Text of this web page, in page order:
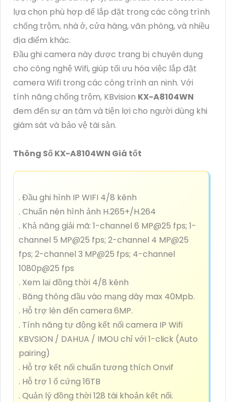
lựa chọn phù hợp để lắp đặt trong các công trình
chống trộm, nhà ở, cửa hàng, văn phòng, và nhiều
địa điểm khác.
Đầu ghi camera này được trang bị chuyên dụng
cho công nghệ Wifi, giúp tối ưu hóa việc lắp đặt
camera Wifi trong các công trình an ninh. Với
tính năng chống trộm, KBvision KX-A8104WN
đem đến sự an tâm và tiện lợi cho người dùng khi
giám sát và bảo vệ tài sản.
Thông Số KX-A8104WN Giá tốt
. Đầu ghi hình IP WIFI 4/8 kênh
. Chuẩn nén hình ảnh H.265+/H.264
. Khả năng giải mã: 1-channel 6 MP@25 fps; 1-
channel 5 MP@25 fps; 2-channel 4 MP@25
fps; 2-channel 3 MP@25 fps; 4-channel
1080p@25 fps
. Xem lại đồng thời 4/8 kênh
. Băng thông đầu vào mạng dây max 40Mpb.
. Hỗ trợ lên đến camera 6MP.
. Tính năng tự động kết nối camera IP Wifi
KBVSION / DAHUA / IMOU chỉ với 1-click (Auto
pairing)
. Hỗ trợ kết nối chuẩn tương thích Onvif
. Hỗ trợ 1 ổ cứng 16TB
. Quản lý đồng thời 128 tài khoản kết nối.